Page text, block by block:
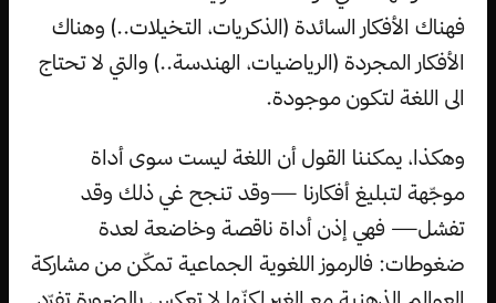
فهناك الأفكار السائدة (الذكريات، التخيلات..) وهناك
الأفكار المجردة (الرياضيات، الهندسة..) والتي لا تحتاج
الى اللغة لتكون موجودة.
وهكذا، يمكننا القول أن اللغة ليست سوى أداة
موجّهة لتبليغ أفكارنا —وقد تنجح غي ذلك وقد
تفشل— فهي إذن أداة ناقصة وخاضعة لعدة
ضغوطات: فالرموز اللغوية الجماعية تمكّن من مشاركة